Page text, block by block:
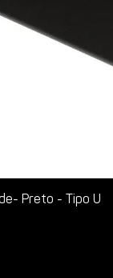
Preto - Tipo U